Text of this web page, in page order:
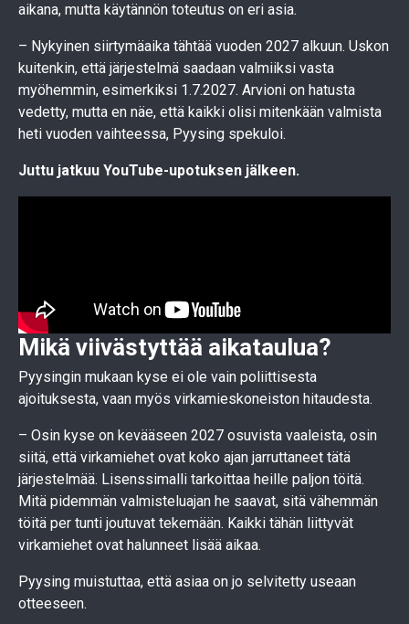
aikana, mutta käytännön toteutus on eri asia.
– Nykyinen siirtymäaika tähtää vuoden 2027 alkuun. Uskon
kuitenkin, että järjestelmä saadaan valmiiksi vasta
myöhemmin, esimerkiksi 1.7.2027. Arvioni on hatusta
vedetty, mutta en näe, että kaikki olisi mitenkään valmista
heti vuoden vaihteessa, Pyysing spekuloi.
Juttu jatkuu YouTube-upotuksen jälkeen.
Mikä viivästyttää aikataulua?
Pyysingin mukaan kyse ei ole vain poliittisesta
ajoituksesta, vaan myös virkamieskoneiston hitaudesta.
– Osin kyse on kevääseen 2027 osuvista vaaleista, osin
siitä, että virkamiehet ovat koko ajan jarruttaneet tätä
järjestelmää. Lisenssimalli tarkoittaa heille paljon töitä.
Mitä pidemmän valmisteluajan he saavat, sitä vähemmän
töitä per tunti joutuvat tekemään. Kaikki tähän liittyvät
virkamiehet ovat halunneet lisää aikaa.
Pyysing muistuttaa, että asiaa on jo selvitetty useaan
otteeseen.